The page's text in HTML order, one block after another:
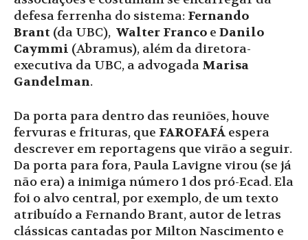
defesa ferrenha do sistema: Fernando
Brant (da UBC), Walter Franco e Danilo
Caymmi (Abramus), além da diretora-
executiva da UBC, a advogada Marisa
Gandelman.
Da porta para dentro das reuniões, houve
fervuras e frituras, que FAROFAFÁ espera
descrever em reportagens que virão a seguir.
Da porta para fora, Paula Lavigne virou (se já
não era) a inimiga número 1 dos pró-Ecad. Ela
foi o alvo central, por exemplo, de um texto
atribuído a Fernando Brant, autor de letras
clássicas cantadas por Milton Nascimento e